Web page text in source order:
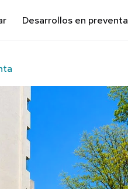
Desarrollos en preventa